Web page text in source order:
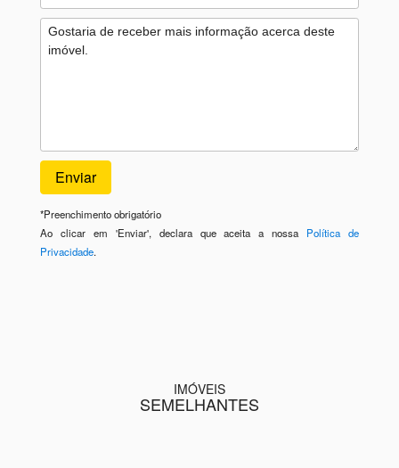
*Preenchimento obrigatório
Ao clicar em 'Enviar', declara que aceita a nossa Política de
Privacidade.
IMÓVEIS
SEMELHANTES